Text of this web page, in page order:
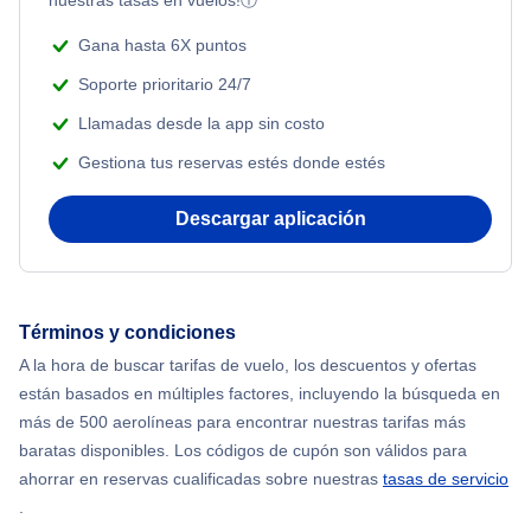
Flights from Nueva York to Singapur
Flights from Nueva York to Mumbai
Flights from Shanghai to Nueva York
Flights from Nueva York to Seúl
Flights from Nueva York to Hong Kong
Gana hasta 6X puntos
Soporte prioritario 24/7
Llamadas desde la app sin costo
Gestiona tus reservas estés donde estés
Descargar aplicación
Términos y condiciones
A la hora de buscar tarifas de vuelo, los descuentos y ofertas
están basados en múltiples factores, incluyendo la búsqueda en
más de 500 aerolíneas para encontrar nuestras tarifas más
baratas disponibles. Los códigos de cupón son válidos para
ahorrar en reservas cualificadas sobre nuestras tasas de servicio
.